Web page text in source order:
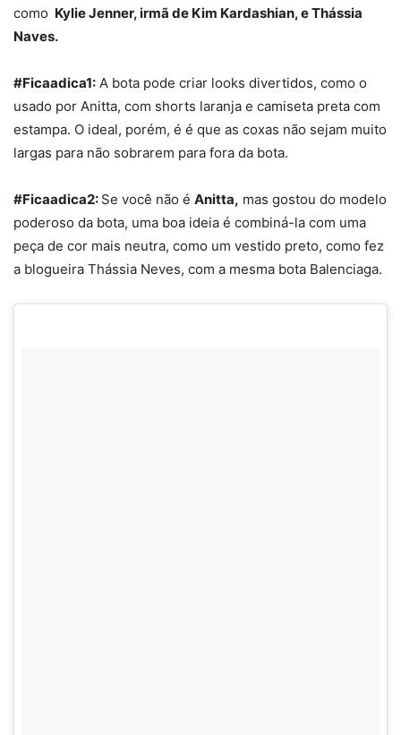
como Kylie Jenner, irmã de Kim Kardashian, e Thássia
Naves.
#Ficaadica1: A bota pode criar looks divertidos, como o
usado por Anitta, com shorts laranja e camiseta preta com
estampa. O ideal, porém, é é que as coxas não sejam muito
largas para não sobrarem para fora da bota.
#Ficaadica2: Se você não é Anitta, mas gostou do modelo
poderoso da bota, uma boa ideia é combiná-la com uma
peça de cor mais neutra, como um vestido preto, como fez
a blogueira Thássia Neves, com a mesma bota Balenciaga.